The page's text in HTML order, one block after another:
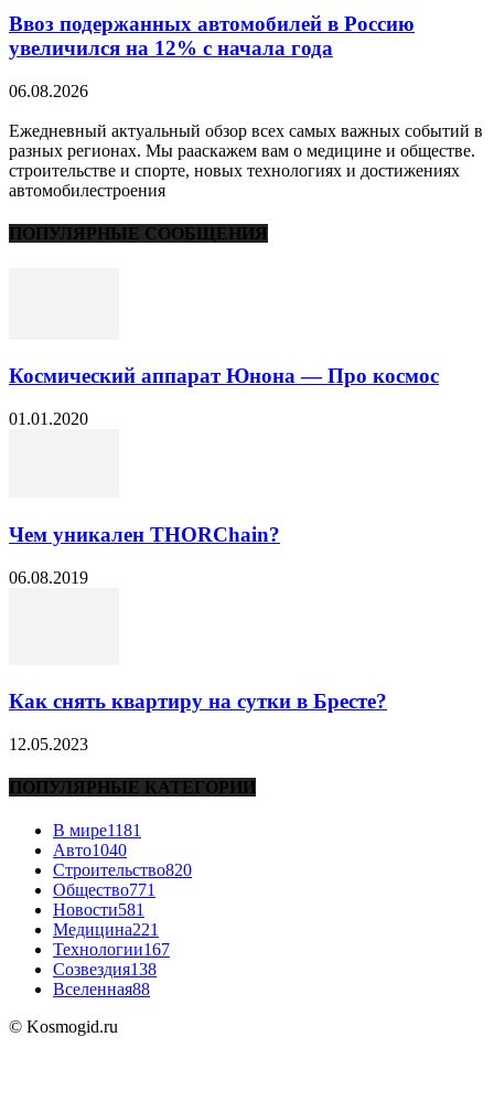
Ввоз подержанных автомобилей в Россию
увеличился на 12% с начала года
06.08.2026
Ежедневный актуальный обзор всех самых важных событий в
разных регионах. Мы рааскажем вам о медицине и обществе.
строительстве и спорте, новых технологиях и достижениях
автомобилестроения
ПОПУЛЯРНЫЕ СООБЩЕНИЯ
Космический аппарат Юнона — Про космос
01.01.2020
Чем уникален THORChain?
06.08.2019
Как снять квартиру на сутки в Бресте?
12.05.2023
ПОПУЛЯРНЫЕ КАТЕГОРИИ
В мире1181
Авто1040
Строительство820
Общество771
Новости581
Медицина221
Технологии167
Созвездия138
Вселенная88
© Kosmogid.ru